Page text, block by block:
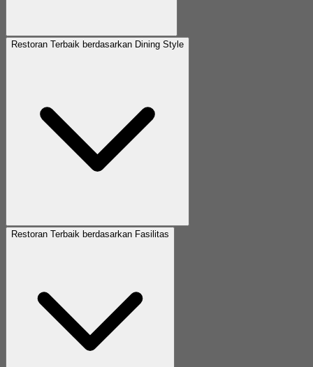
Restoran Terbaik berdasarkan Dining Style
Restoran Terbaik berdasarkan Fasilitas